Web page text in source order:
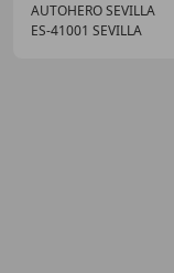
AUTOHERO SEVILLA
ES-41001 SEVILLA